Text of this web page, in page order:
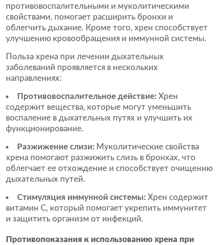
противовоспалительными и муколитическими
свойствами, помогает расширить бронхи и
облегчить дыхание. Кроме того, хрен способствует
улучшению кровообращения и иммунной системы.
Польза хрена при лечении дыхательных
заболеваний проявляется в нескольких
направлениях:
Противовоспалительное действие: Хрен
содержит вещества, которые могут уменьшить
воспаление в дыхательных путях и улучшить их
функционирование.
Разжижение слизи: Муколитические свойства
хрена помогают разжижить слизь в бронхах, что
облегчает ее отхождение и способствует очищению
дыхательных путей.
Стимуляция иммунной системы: Хрен содержит
витамин С, который помогает укрепить иммунитет
и защитить организм от инфекций.
Противопоказания к использованию хрена при